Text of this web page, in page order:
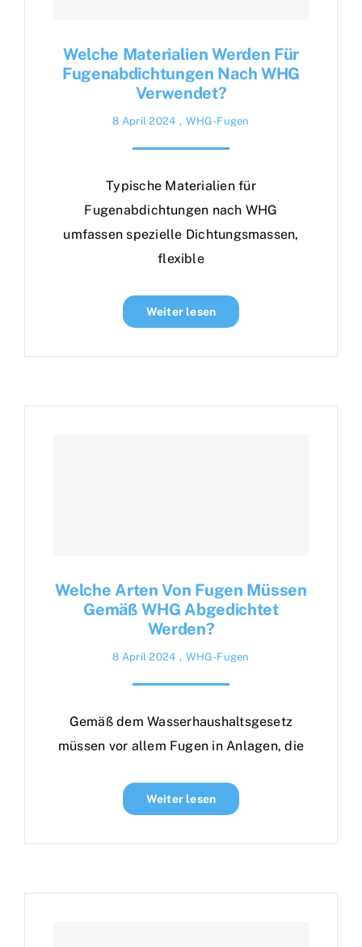
Welche Materialien Werden Für
Fugenabdichtungen Nach WHG
Verwendet?
8 April 2024 , WHG-Fugen
Typische Materialien für
Fugenabdichtungen nach WHG
umfassen spezielle Dichtungsmassen,
flexible
Weiter lesen
Welche Arten Von Fugen Müssen
Gemäß WHG Abgedichtet
Werden?
8 April 2024 , WHG-Fugen
Gemäß dem Wasserhaushaltsgesetz
müssen vor allem Fugen in Anlagen, die
Weiter lesen